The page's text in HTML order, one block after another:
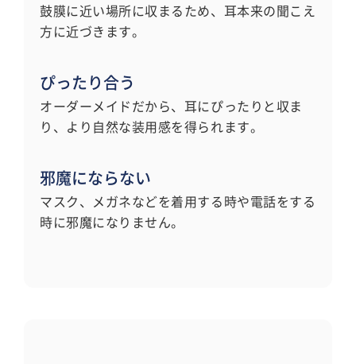
鼓膜に近い場所に収まるため、耳本来の聞こえ
方に近づきます。
ぴったり合う
オーダーメイドだから、耳にぴったりと収ま
り、より自然な装用感を得られます。
邪魔にならない
マスク、メガネなどを着用する時や電話をする
時に邪魔になりません。